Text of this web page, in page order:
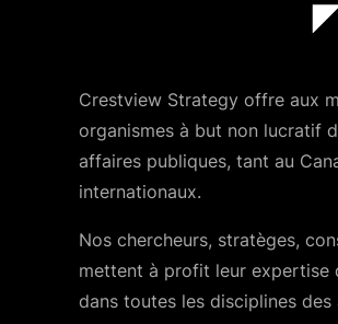
Crestview Strategy offre aux
organismes à but non lucratif
affaires publiques, tant au
internationaux.
Nos chercheurs, stratèges,
mettent à profit leur expertise
dans toutes les disciplines des